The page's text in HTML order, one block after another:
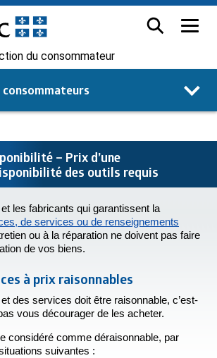
du consommateur
consommateurs
– Prix d’une
des outils requis
les fabricants qui garantissent la
de services ou de renseignements
ou à la réparation ne doivent pas faire
de vos biens.
à prix raisonnables
des services doit être raisonnable, c’est-
vous décourager de les acheter.
considéré comme déraisonnable, par
suivantes :